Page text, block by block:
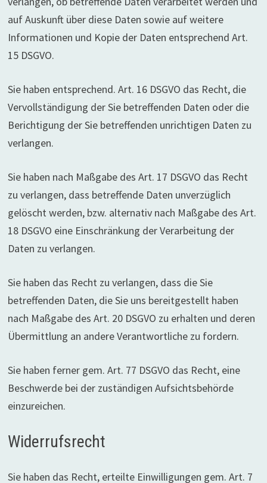
auf Auskunft über diese Daten sowie auf weitere
Informationen und Kopie der Daten entsprechend Art.
15 DSGVO.
Sie haben entsprechend. Art. 16 DSGVO das Recht, die
Vervollständigung der Sie betreffenden Daten oder die
Berichtigung der Sie betreffenden unrichtigen Daten zu
verlangen.
Sie haben nach Maßgabe des Art. 17 DSGVO das Recht
zu verlangen, dass betreffende Daten unverzüglich
gelöscht werden, bzw. alternativ nach Maßgabe des Art.
18 DSGVO eine Einschränkung der Verarbeitung der
Daten zu verlangen.
Sie haben das Recht zu verlangen, dass die Sie
betreffenden Daten, die Sie uns bereitgestellt haben
nach Maßgabe des Art. 20 DSGVO zu erhalten und deren
Übermittlung an andere Verantwortliche zu fordern.
Sie haben ferner gem. Art. 77 DSGVO das Recht, eine
Beschwerde bei der zuständigen Aufsichtsbehörde
einzureichen.
Widerrufsrecht
Sie haben das Recht, erteilte Einwilligungen gem. Art. 7